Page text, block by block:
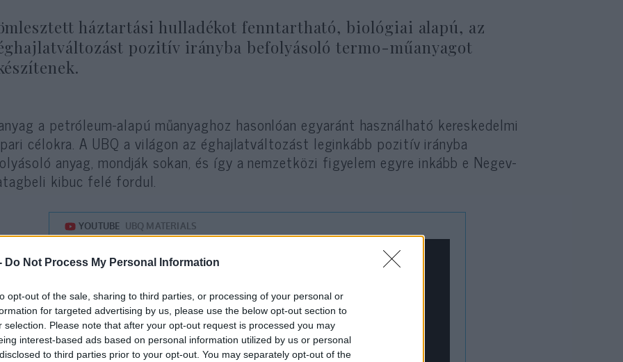
Do Not Process My Personal Information
opt-out of the sale, sharing to third parties, or processing of your personal or
for targeted advertising by us, please use the below opt-out section to
selection. Please note that after your opt-out request is processed you may
interest-based ads based on personal information utilized by us or personal
to third parties prior to your opt-out. You may separately opt-out of the
háztartási hulladékot fenntartható, biológiai alapú, az
pozitív irányba befolyásoló termo-műanyagot
a petróleum-alapú műanyaghoz hasonlóan egyaránt használható kereskedelmi
célokra. A UBQ a világon az éghajlatváltozást leginkább pozitív irányba
anyag, mondják sokan, és így a nemzetközi figyelem egyre inkább e Negev-
kibuc felé fordul.